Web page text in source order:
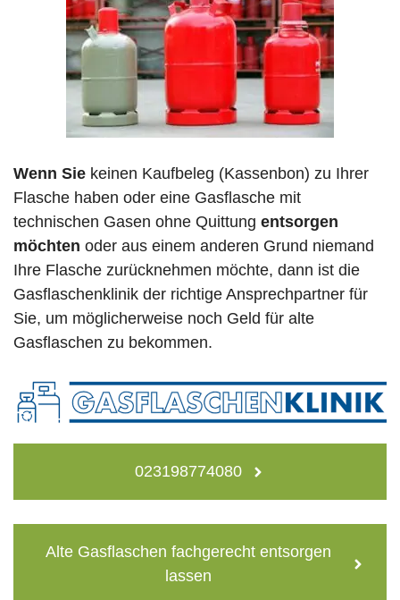
Wenn Sie keinen Kaufbeleg (Kassenbon) zu Ihrer
Flasche haben oder eine Gasflasche mit
technischen Gasen ohne Quittung entsorgen
möchten oder aus einem anderen Grund niemand
Ihre Flasche zurücknehmen möchte, dann ist die
Gasflaschenklinik der richtige Ansprechpartner für
Sie, um möglicherweise noch Geld für alte
Gasflaschen zu bekommen.
023198774080
Alte Gasflaschen fachgerecht entsorgen
lassen